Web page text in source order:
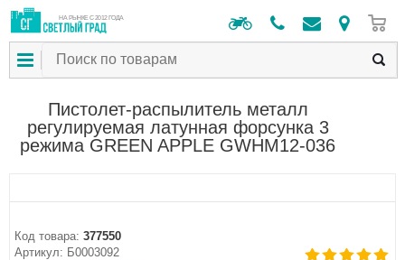
НА РЫНКЕ С 2012 ГОДА
Пистолет-распылитель металл
регулируемая латунная форсунка 3
режима GREEN APPLE GWHM12-036
Код товара: 377550
Артикул: Б0003092